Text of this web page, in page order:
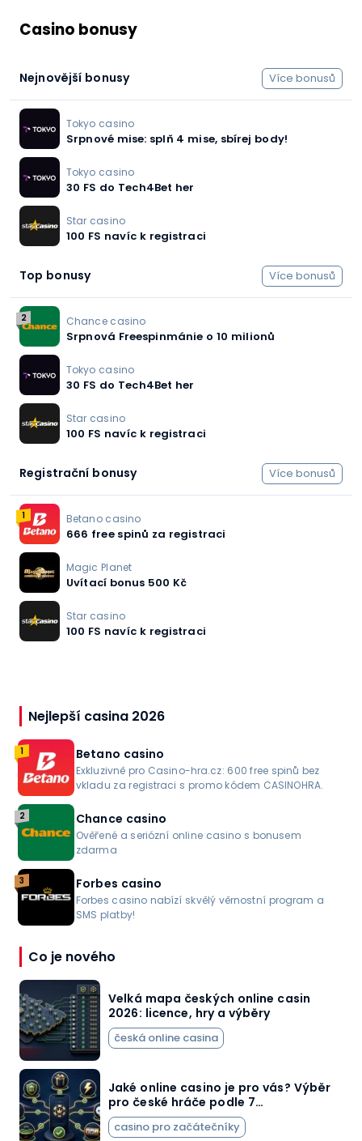
Casino bonusy
Nejnovější bonusy Více bonusů
Tokyo casino
Srpnové mise: splň 4 mise, sbírej body!
Tokyo casino
30 FS do Tech4Bet her
Star casino
100 FS navíc k registraci
Top bonusy Více bonusů
2 Chance casino
Srpnová Freespinmánie o 10 milionů
Tokyo casino
30 FS do Tech4Bet her
Star casino
100 FS navíc k registraci
Registrační bonusy Více bonusů
1 Betano casino
666 free spinů za registraci
Magic Planet
Uvítací bonus 500 Kč
Star casino
100 FS navíc k registraci
Nejlepší casina 2026
1 Betano casino
Exkluzivně pro Casino-hra.cz: 600 free spinů bez
vkladu za registraci s promo kódem CASINOHRA.
2 Chance casino
Ověřené a seriózní online casino s bonusem
zdarma
3 Forbes casino
Forbes casino nabízí skvělý věrnostní program a
SMS platby!
Co je nového
Velká mapa českých online casin
2026: licence, hry a výběry
česká online casina
Jaké online casino je pro vás? Výběr
pro české hráče podle 7…
casino pro začátečníky